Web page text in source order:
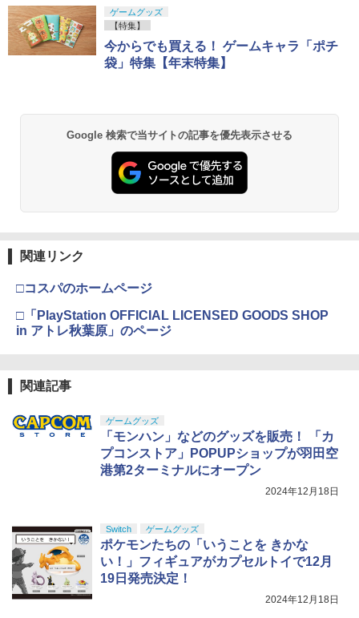
ゲームグッズ
【特集】
今からでも買える！ ゲームキャラ「ポチ
袋」特集【年末特集】
Google 検索で当サイトの記事を優先表示させる
関連リンク
□コスパのホームページ
□「PlayStation OFFICIAL LICENSED GOODS SHOP
in アトレ秋葉原」のページ
関連記事
ゲームグッズ
「モンハン」などのグッズを販売！ 「カ
プコンストア」POPUPショップが羽田空
港第2ターミナルにオープン
2024年12月18日
Switch ゲームグッズ
ポケモンたちの「いうことを きかな
い！」フィギュアがカプセルトイで12月
19日発売決定！
2024年12月18日